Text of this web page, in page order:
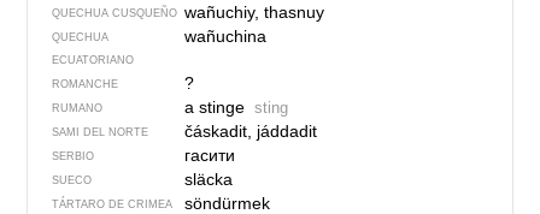
QUECHUA CUSQUEÑO wañuchiy, thasnuy
QUECHUA
ECUATORIANO
wañuchina
ROMANCHE ?
RUMANO a stinge sting
SAMI DEL NORTE čáskadit, jáddadit
SERBIO гасити
SUECO släcka
TÁRTARO DE CRIMEA söndürmek